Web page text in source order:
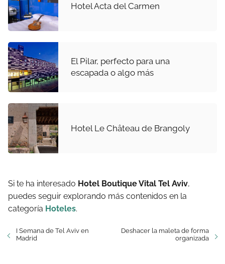
Hotel Acta del Carmen
El Pilar, perfecto para una
escapada o algo más
Hotel Le Château de Brangoly
Si te ha interesado Hotel Boutique Vital Tel Aviv,
puedes seguir explorando más contenidos en la
categoría Hoteles.
I Semana de Tel Aviv en
Madrid
Deshacer la maleta de forma
organizada